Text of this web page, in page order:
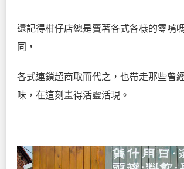
還記得柑仔店總是賣著各式各樣的零嘴
同，
各式連鎖超商取而代之，也帶走那些曾
味，在這刻畫得活靈活現。